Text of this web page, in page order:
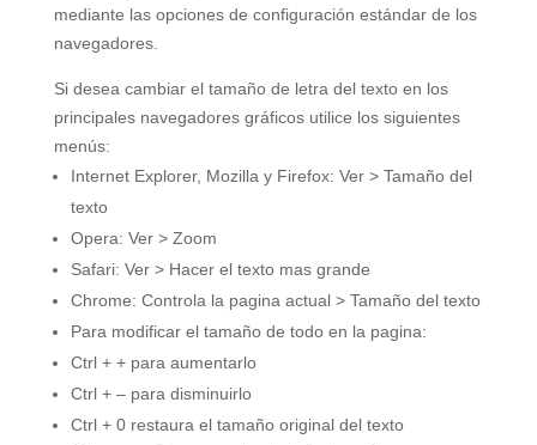
mediante las opciones de configuración estándar de los
navegadores.
Si desea cambiar el tamaño de letra del texto en los
principales navegadores gráficos utilice los siguientes
menús:
Internet Explorer, Mozilla y Firefox: Ver > Tamaño del
texto
Opera: Ver > Zoom
Safari: Ver > Hacer el texto mas grande
Chrome: Controla la pagina actual > Tamaño del texto
Para modificar el tamaño de todo en la pagina:
Ctrl + + para aumentarlo
Ctrl + – para disminuirlo
Ctrl + 0 restaura el tamaño original del texto